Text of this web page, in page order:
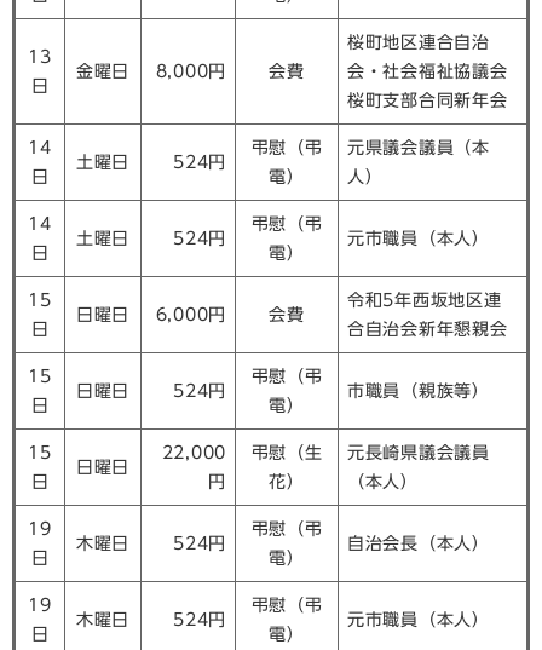
13
日
金曜日 8,000円 会費
桜町地区連合自治
会・社会福祉協議会
桜町支部合同新年会
14
日
土曜日 524円
弔慰（弔
電）
元県議会議員（本
人）
14
日
土曜日 524円
弔慰（弔
電）
元市職員（本人）
15
日
日曜日 6,000円 会費
令和5年西坂地区連
合自治会新年懇親会
15
日
日曜日 524円
弔慰（弔
電）
市職員（親族等）
15
日
日曜日
22,000
円
弔慰（生
花）
元長崎県議会議員
（本人）
19
日
木曜日 524円
弔慰（弔
電）
自治会長（本人）
19
日
木曜日 524円
弔慰（弔
電）
元市職員（本人）